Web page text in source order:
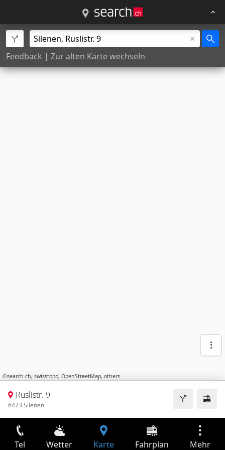
Feedback | Zur alten Karte wechseln
©search.ch, swisstopo, OpenStreetMap, others
Ruslistr. 9
6473 Silenen
Tel Wetter Karte Fahrplan Mehr